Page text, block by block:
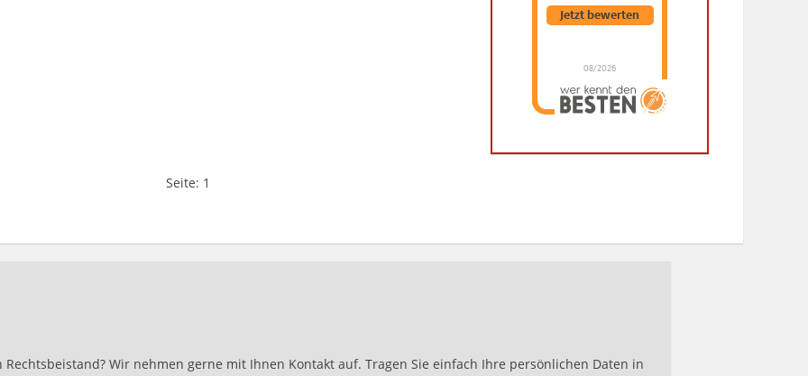
08/2026
Jetzt bewerten
Dr. Hubert Menken
hat4.88 von5
MenkenBewertungen
Seite: 1
Wir nehmen gerne mit Ihnen Kontakt auf. Tragen Sie einfach Ihre persönlichen Daten in